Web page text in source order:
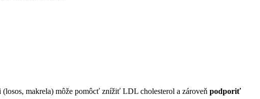
makrela) môže pomôcť znížiť LDL cholesterol a zároveň podporiť